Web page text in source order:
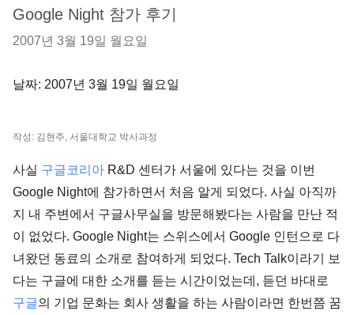
Google Night 참가 후기
2007년 3월 19일 월요일
날짜: 2007년 3월 19일 월요일
작성: 김현주, 서울대학교 박사과정
사실 구글코리아 R&D 센터가 서울에 있다는 것을 이번
Google Night에 참가하면서 처음 알게 되었다. 사실 아직까
지 내 주변에서 구글사무실을 방문해봤다는 사람을 만난 적
이 없었다. Google Night는 스위스에서 Google 인턴으로 다
녀왔던 동료의 소개로 참여하게 되었다. Tech Talk이라기 보
다는 구글에 대한 소개를 듣는 시간이었는데, 듣던 바대로
구글의 기업 문화는 회사 생활을 하는 사람이라면 한번쯤 꿈